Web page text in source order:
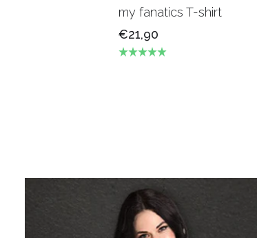
my fanatics T-shirt
€21,90